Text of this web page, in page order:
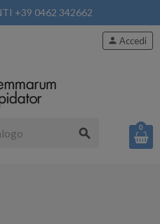
+39 0462 342662
search
person Accedi
0